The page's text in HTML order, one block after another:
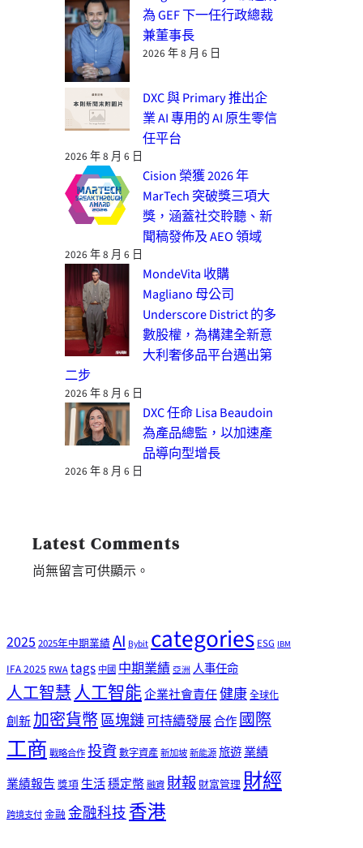
為 GEF 下一任行政總裁
兼董事長
2026 年 8 月 6 日
DXC 與 Primary 推出企
業 AI 專用的 AI 原生零信
任平台
2026 年 8 月 6 日
Cision 榮獲 2026 年
MarTech 突破獎三項大
獎，涵蓋社交聆聽、新
聞稿發佈及 AEO 領域
2026 年 8 月 6 日
MondeVita 收購
Magliano 母公司
Underscore District 的多
數股權，為構建全新意
大利奢侈品平台邁出第
二步
2026 年 8 月 6 日
DXC 任命 Lisa Beaudoin
為產品總監，以加速產
品導向型增長
2026 年 8 月 6 日
Latest Comments
尚無留言可供顯示。
20252025年中期業績AI Bybitcategories ESG IBM
IFA 2025 RWAtags 中國 中期業績 亞洲 人事任命
人工智慧人工智能企業社會責任健康全球化
創新加密貨幣區塊鏈可持續發展合作國際
工商戰略合作投資數字資產新加坡新能源旅遊業績
業績報告獎項生活穩定幣融資財報 財富管理財經
跨境支付金融 金融科技香港